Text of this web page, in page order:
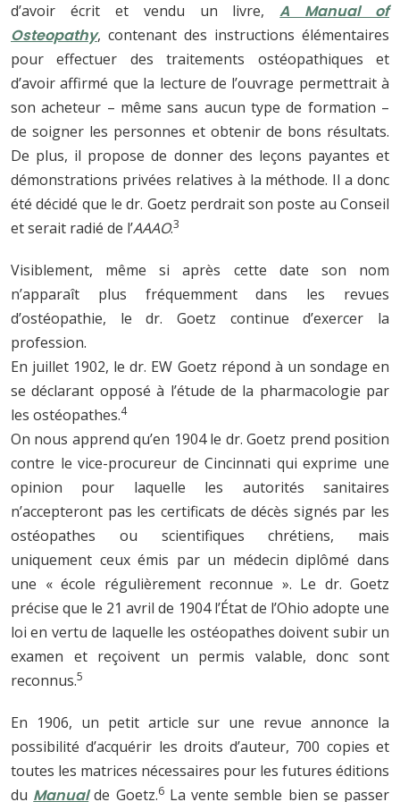
d’avoir écrit et vendu un livre,A Manual of
Osteopathy, contenant des instructions élémentaires
pour effectuer des traitements ostéopathiques et
d’avoir affirmé que la lecture de l’ouvrage permettrait à
son acheteur – même sans aucun type de formation –
de soigner les personnes et obtenir de bons résultats.
De plus, il propose de donner des leçons payantes et
démonstrations privées relatives à la méthode. Il a donc
été décidé que le dr. Goetz perdrait son poste au Conseil
et serait radié de l’AAAO.3
Visiblement, même si après cette date son nom
n’apparaît plus fréquemment dans les revues
d’ostéopathie, le dr. Goetz continue d’exercer la
profession.
En juillet 1902, le dr. EW Goetz répond à un sondage en
se déclarant opposé à l’étude de la pharmacologie par
les ostéopathes.4
On nous apprend qu’en 1904 le dr. Goetz prend position
contre le vice-procureur de Cincinnati qui exprime une
opinion pour laquelle les autorités sanitaires
n’accepteront pas les certificats de décès signés par les
ostéopathes ou scientifiques chrétiens, mais
uniquement ceux émis par un médecin diplômé dans
une « école régulièrement reconnue ». Le dr. Goetz
précise que le 21 avril de 1904 l’État de l’Ohio adopte une
loi en vertu de laquelle les ostéopathes doivent subir un
examen et reçoivent un permis valable, donc sont
reconnus.5
En 1906, un petit article sur une revue annonce la
possibilité d’acquérir les droits d’auteur, 700 copies et
toutes les matrices nécessaires pour les futures éditions
du Manualde Goetz.6La vente semble bien se passer